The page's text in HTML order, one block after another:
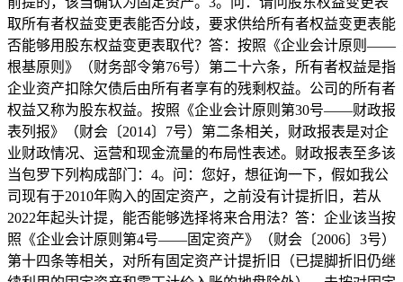
取所有者权益变更表能否分歧，要求供给所有者权益变更表能
否能够用股东权益变更表取代？答：按照《企业会计原则——
根基原则》（财务部令第76号）第二十六条，所有者权益是指
企业资产扣除欠债后由所有者享有的残剩权益。公司的所有者
权益又称为股东权益。按照《企业会计原则第30号——财政报
表列报》（财会〔2014〕7号）第二条相关，财政报表是对企
业财政情况、运营和现金流量的布局性表述。财政报表至多该
当包罗下列构成部门：4。问：您好，想征询一下，假如我公
司现有于2010年购入的固定资产，之前没有计提折旧，若从
2022年起头计提，能否能够选择将来合用法？答：企业该当按
照《企业会计原则第4号——固定资产》（财会〔2006〕3号）
第十四条等相关，对所有固定资产计提折旧（已提脚折旧仍继